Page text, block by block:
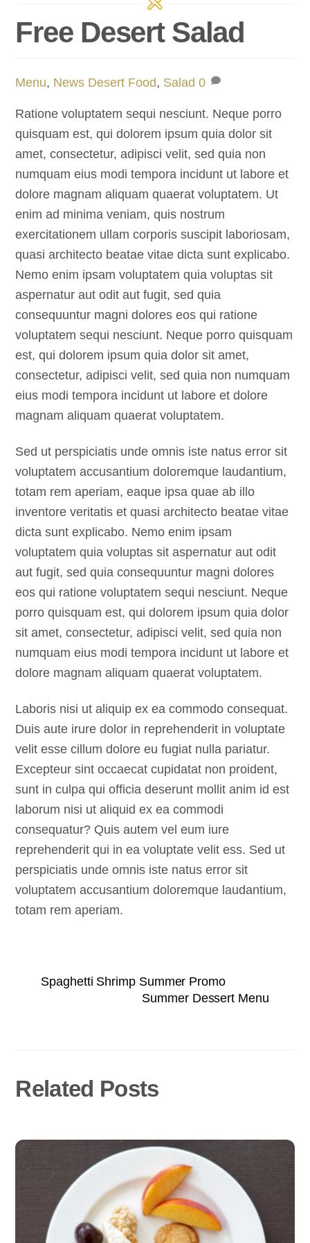
Free Desert Salad
Menu, News Desert Food, Salad 0
Ratione voluptatem sequi nesciunt. Neque porro
quisquam est, qui dolorem ipsum quia dolor sit
amet, consectetur, adipisci velit, sed quia non
numquam eius modi tempora incidunt ut labore et
dolore magnam aliquam quaerat voluptatem. Ut
enim ad minima veniam, quis nostrum
exercitationem ullam corporis suscipit laboriosam,
quasi architecto beatae vitae dicta sunt explicabo.
Nemo enim ipsam voluptatem quia voluptas sit
aspernatur aut odit aut fugit, sed quia
consequuntur magni dolores eos qui ratione
voluptatem sequi nesciunt. Neque porro quisquam
est, qui dolorem ipsum quia dolor sit amet,
consectetur, adipisci velit, sed quia non numquam
eius modi tempora incidunt ut labore et dolore
magnam aliquam quaerat voluptatem.
Sed ut perspiciatis unde omnis iste natus error sit
voluptatem accusantium doloremque laudantium,
totam rem aperiam, eaque ipsa quae ab illo
inventore veritatis et quasi architecto beatae vitae
dicta sunt explicabo. Nemo enim ipsam
voluptatem quia voluptas sit aspernatur aut odit
aut fugit, sed quia consequuntur magni dolores
eos qui ratione voluptatem sequi nesciunt. Neque
porro quisquam est, qui dolorem ipsum quia dolor
sit amet, consectetur, adipisci velit, sed quia non
numquam eius modi tempora incidunt ut labore et
dolore magnam aliquam quaerat voluptatem.
Laboris nisi ut aliquip ex ea commodo consequat.
Duis aute irure dolor in reprehenderit in voluptate
velit esse cillum dolore eu fugiat nulla pariatur.
Excepteur sint occaecat cupidatat non proident,
sunt in culpa qui officia deserunt mollit anim id est
laborum nisi ut aliquid ex ea commodi
consequatur? Quis autem vel eum iure
reprehenderit qui in ea voluptate velit ess. Sed ut
perspiciatis unde omnis iste natus error sit
voluptatem accusantium doloremque laudantium,
totam rem aperiam.
Spaghetti Shrimp Summer Promo
Summer Dessert Menu
Related Posts